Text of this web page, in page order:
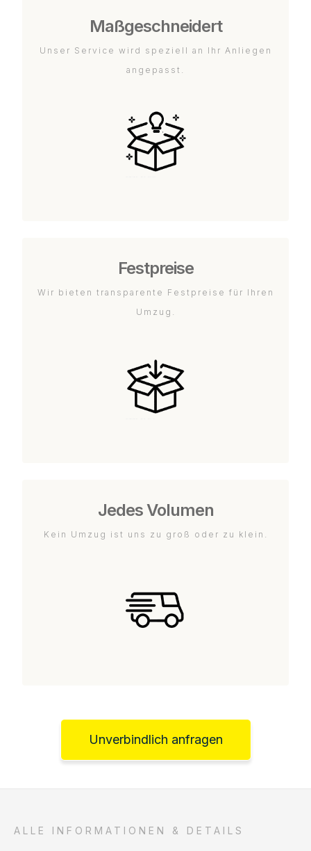
Maßgeschneidert
Unser Service wird speziell an Ihr Anliegen
angepasst.
Festpreise
Wir bieten transparente Festpreise für Ihren
Umzug.
Jedes Volumen
Kein Umzug ist uns zu groß oder zu klein.
Unverbindlich anfragen
ALLE INFORMATIONEN & DETAILS